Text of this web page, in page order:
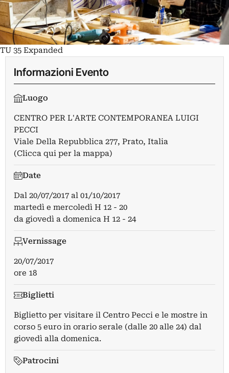
TU 35 Expanded
Informazioni Evento
Luogo
CENTRO PER L'ARTE CONTEMPORANEA LUIGI
PECCI
Viale Della Repubblica 277, Prato, Italia
(Clicca qui per la mappa)
Date
Dal 20/07/2017 al 01/10/2017
martedì e mercoledì H 12 - 20
da giovedì a domenica H 12 - 24
Vernissage
20/07/2017
ore 18
Biglietti
Biglietto per visitare il Centro Pecci e le mostre in
corso 5 euro in orario serale (dalle 20 alle 24) dal
giovedì alla domenica.
Patrocini